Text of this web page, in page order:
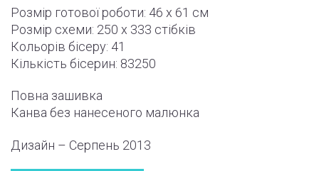
Розмір готової роботи: 46 x 61 см
Розмір схеми: 250 x 333 стібків
Кольорів бісеру: 41
Кількість бісерин: 83250
Повна зашивка
Канва без нанесеного малюнка
Дизайн – Серпень 2013